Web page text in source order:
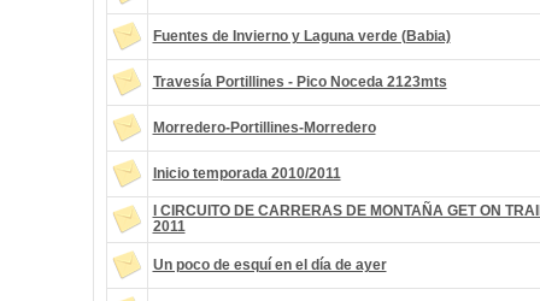
Fuentes de Invierno y Laguna verde (Babia)
Travesía Portillines - Pico Noceda 2123mts
Morredero-Portillines-Morredero
Inicio temporada 2010/2011
I CIRCUITO DE CARRERAS DE MONTAÑA GET ON
2011
Un poco de esquí en el día de ayer